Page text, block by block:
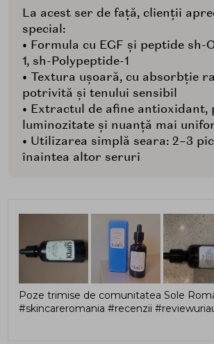
La acest ser de față, clienții
special:
• Formula cu EGF și peptide sh-
1, sh-Polypeptide-1
• Textura ușoară, cu absorbție
potrivită și tenului sensibil
• Extractul de afine antioxidant,
luminozitate și nuanță mai
• Utilizarea simplă seara: 2–3
înaintea altor seruri
Poze trimise de comunitatea Sole
#skincareromania #recenzii